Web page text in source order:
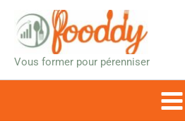
Aller
au
contenu
Vous former pour pérenniser